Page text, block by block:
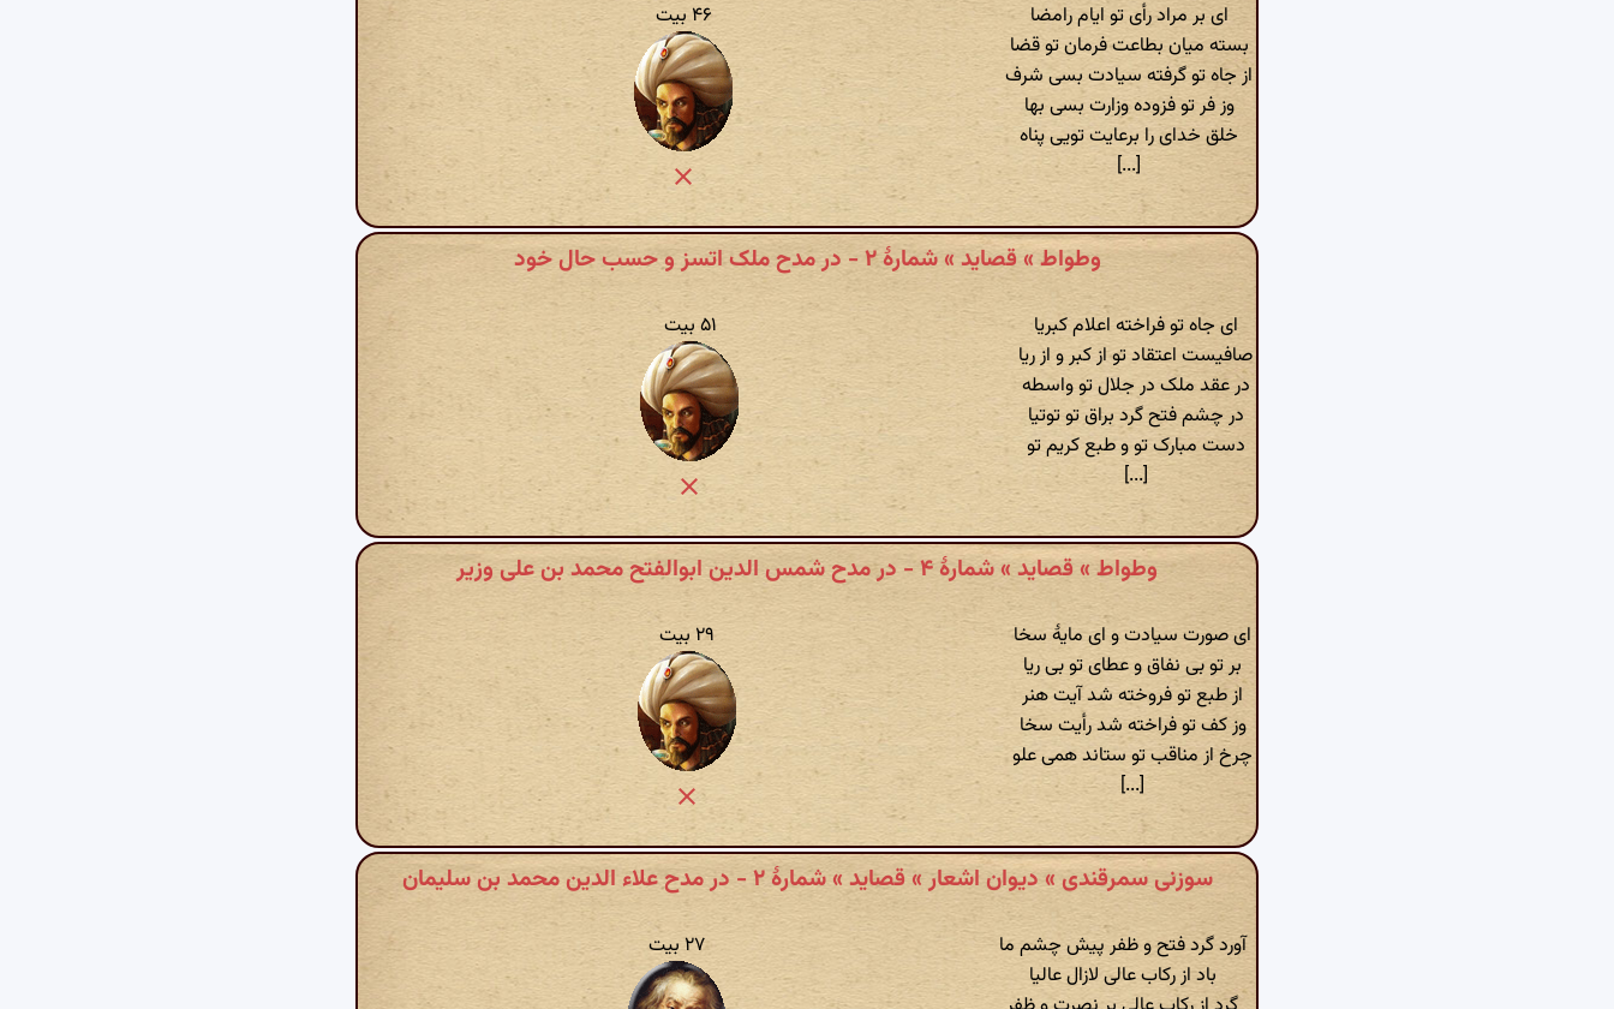
ای بر مراد رأی تو ایام رامضا
بسته میان بطاعت فرمان تو قضا
از جاه تو گرفته سیادت بسی شرف
وز فر تو فزوده وزارت بسی بها
خلق خدای را برعایت تویی پناه
[...]
۴۶ بیت
وطواط » قصاید » شمارهٔ ۲ - در مدح ملک اتسز و حسب حال خود
ای جاه تو فراخته اعلام کبریا
صافیست اعتقاد تو از کبر و از ریا
در عقد ملک در جلال تو واسطه
در چشم فتح گرد براق تو توتیا
دست مبارک تو و طبع کریم تو
[...]
۵۱ بیت
وطواط » قصاید » شمارهٔ ۴ - در مدح شمس الدین ابوالفتح محمد بن علی وزیر
ای صورت سیادت و ای مایهٔ سخا
بر تو بی نفاق و عطای تو بی ریا
از طبع تو فروخته شد آیت هنر
وز کف تو فراخته شد رأیت سخا
چرخ از مناقب تو ستاند همی علو
[...]
۲۹ بیت
سوزنی سمرقندی » دیوان اشعار » قصاید » شمارهٔ ۲ - در مدح علاء الدین محمد بن سلیمان
آورد گرد فتح و ظفر پیش چشم ما
باد از رکاب عالی لازال عالیا
۲۷ بیت